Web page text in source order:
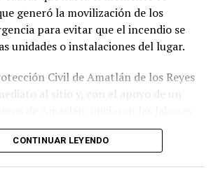
generó la movilización de los
para evitar que el incendio se
unidades o instalaciones del lugar.
Civil de Amatlán de los Reyes
al sitio y, con el apoyo de un
logrando controlar la emergencia
de trabajo.
CONTINUAR LEYENDO